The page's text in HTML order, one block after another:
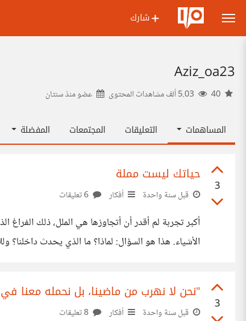
شارك
Aziz_oa23
عضو منذسنتان
المساهمات التعليقات المجتمعات المفضلة
3
حياتك ليست مملة
قبل سنة واحدة أفكار
أكبر تجربة لم أقدر أن أتجاوزها هي الملل، ذلك
3
"نحن لا نهرب من ماضينا، بل نحمله معنا في
قبل سنة واحدة أفكار